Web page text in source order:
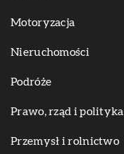
Motoryzacja
Nieruchomości
Podróże
Prawo, rząd i polityka
Przemysł i rolnictwo